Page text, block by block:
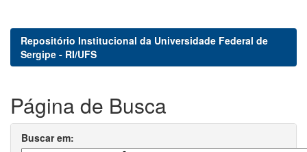
Repositório Institucional da Universidade Federal de
Sergipe - RI/UFS
Página de Busca
Buscar em: